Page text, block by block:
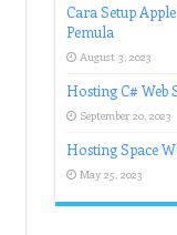
Cara Setup
Pemula
August 3, 2023
Hosting C# Web
September 20, 2023
Hosting Space
May 25, 2023